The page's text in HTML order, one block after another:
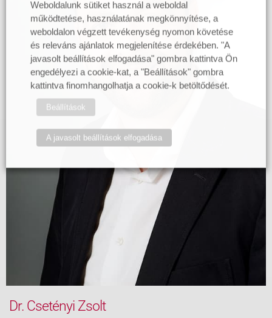
Dr. Csetényi Zsolt
Weboldalunk sütiket használ a weboldal
működtetése, használatának megkönnyítése, a
weboldalon végzett tevékenység nyomon követése
és releváns ajánlatok megjelenítése érdekében. "A
javasolt beállítások elfogadása" gombra kattintva Ön
engedélyezi a cookie-kat, a "Beállítások" gombra
kattintva finomhangolhatja a cookie-k betöltődését.
Beállítások
A javasolt beállítások elfogadása